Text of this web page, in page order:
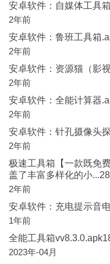
安卓软件：自媒体工具
2年前
安卓软件：鲁班工具箱
2年前
安卓软件：资源猫（影
2年前
安卓软件：全能计算器
2年前
安卓软件：针孔摄像头
2年前
极速工具箱【一款既免
盖了丰富多样化的小
2年前
安卓软件：充电提示音
1年前
全能工具箱
2023年-04月